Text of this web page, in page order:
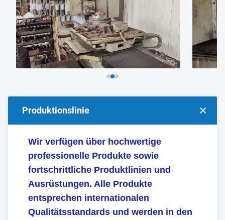
Produktionslinie
Wir verfügen über hochwertige
professionelle Produkte sowie
fortschrittliche Produktlinien und
Ausrüstungen. Alle Produkte
entsprechen internationalen
Qualitätsstandards und werden in den